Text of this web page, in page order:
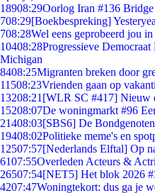
18908:29Oorlog Iran #136
708:29[Boekbespreking]
708:28Wel eens geprobeerd jou
10408:28Progressieve
Michigan
8408:25Migranten breken door
11508:23Vrienden gaan op
13208:21 [WLR SC #417] Nieuw
15208:07De woningmarkt #96
21408:03[SBS6] De
19408:02Politieke meme's en
12507:57[Nederlands Elftal] Op
6107:55Overleden Acteurs &
26507:54[NET5] Het blok 2026
4207:47Woningtekort: dus ga je